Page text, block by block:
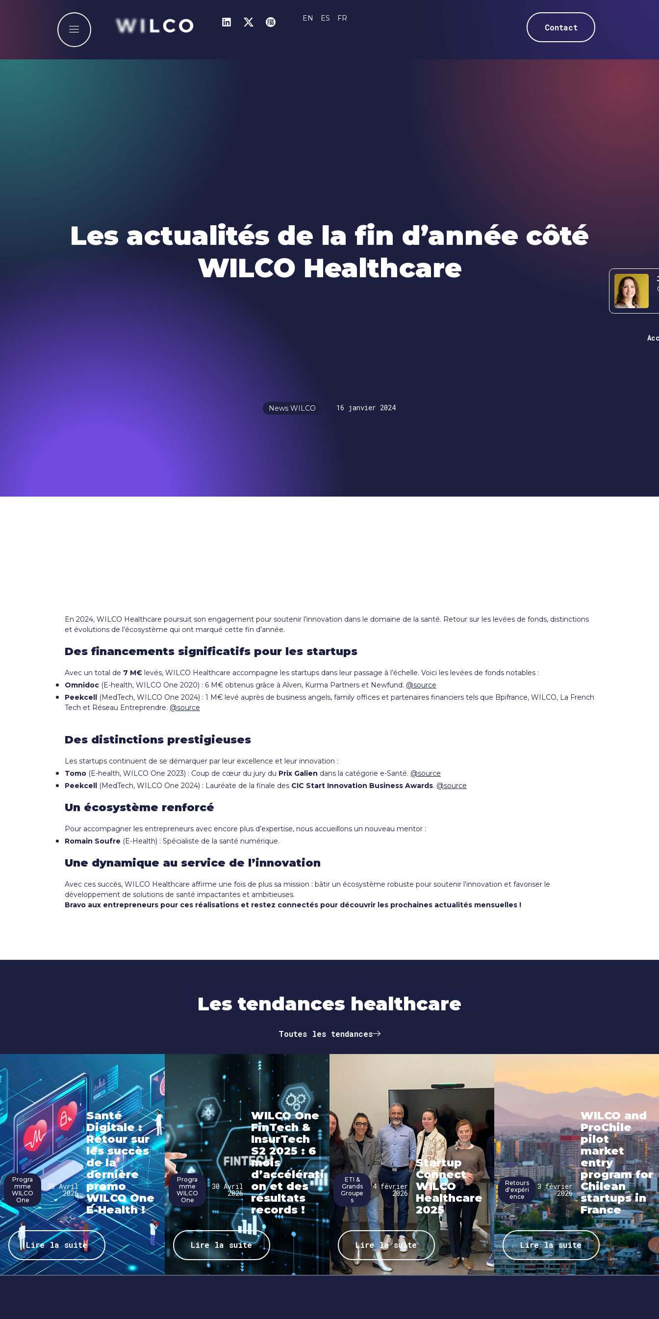
EN ES FR
Contact
Les actualités de la fin d’année côté
WILCO Healthcare
News WILCO 16 janvier 2024
En 2024, WILCO Healthcare poursuit son engagement pour soutenir l’innovation dans le domaine de la santé. Retour sur les levées de fonds, distinctions
et évolutions de l’écosystème qui ont marqué cette fin d’année.
Des financements significatifs pour les startups
Avec un total de 7 M€ levés, WILCO Healthcare accompagne les startups dans leur passage à l’échelle. Voici les levées de fonds notables :
Omnidoc (E-health, WILCO One 2020) : 6 M€ obtenus grâce à Alven, Kurma Partners et Newfund. @source
Peekcell (MedTech, WILCO One 2024) : 1 M€ levé auprès de business angels, family offices et partenaires financiers tels que Bpifrance, WILCO, La French
Tech et Réseau Entreprendre. @source
Des distinctions prestigieuses
Les startups continuent de se démarquer par leur excellence et leur innovation :
Tomo (E-health, WILCO One 2023) : Coup de cœur du jury du Prix Galien dans la catégorie e-Santé. @source
Peekcell (MedTech, WILCO One 2024) : Lauréate de la finale des CIC Start Innovation Business Awards. @source
Un écosystème renforcé
Pour accompagner les entrepreneurs avec encore plus d’expertise, nous accueillons un nouveau mentor :
Romain Soufre (E-Health) : Spécialiste de la santé numérique.
Une dynamique au service de l’innovation
Avec ces succès, WILCO Healthcare affirme une fois de plus sa mission : bâtir un écosystème robuste pour soutenir l’innovation et favoriser le
développement de solutions de santé impactantes et ambitieuses.
Bravo aux entrepreneurs pour ces réalisations et restez connectés pour découvrir les prochaines actualités mensuelles !
Les tendances
Les tendances healthcare
Toutes les tendances
Progra
mme
WILCO
One
30 Avril
2026
Santé
Digitale :
Retour sur
les succès
de la
dernière
promo
WILCO One
E-Health !
Lire la suite
Progra
mme
WILCO
One
30 Avril
2026
WILCO One
FinTech &
InsurTech
S2 2025 : 6
mois
d’accélérati
on et des
résultats
records !
Lire la suite
ETI &
Grands
Groupe
s
4 février
2026
Startup
Connect
WILCO
Healthcare
2025
Lire la suite
Retours
d'expéri
ence
3 février
2026
WILCO and
ProChile
pilot
market
entry
program for
Chilean
startups in
France
Lire la suite